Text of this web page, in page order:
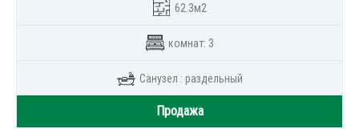
62.3м2
комнат: 3
Санузел : раздельный
Продажа